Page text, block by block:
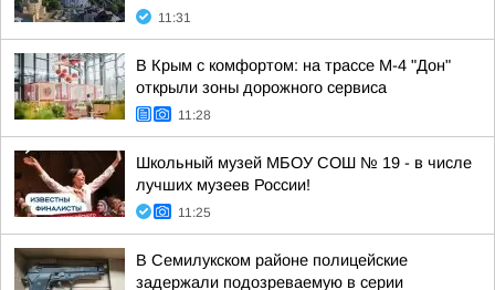
11:31
В Крым с комфортом: на трассе М-4 "Дон"
открыли зоны дорожного сервиса
11:28
Школьный музей МБОУ СОШ № 19 - в числе
лучших музеев России!
11:25
В Семилукском районе полицейские
задержали подозреваемую в серии